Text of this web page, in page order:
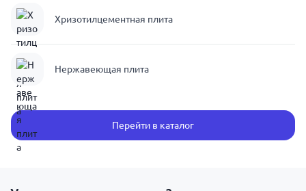
Хризотилцементная плита
Нержавеющая плита
Перейти в каталог